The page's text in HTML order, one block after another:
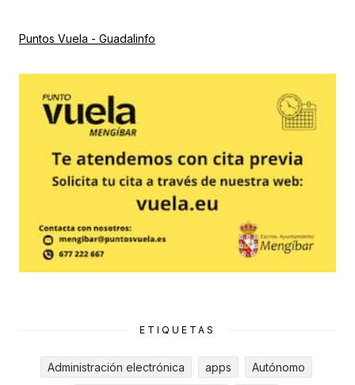
Puntos Vuela - Guadalinfo
ETIQUETAS
Administración electrónica apps Autónomo